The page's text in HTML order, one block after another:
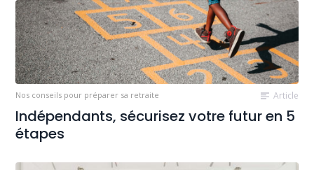
Nos conseils pour préparer sa retraite Article
Indépendants, sécurisez votre futur en 5
étapes